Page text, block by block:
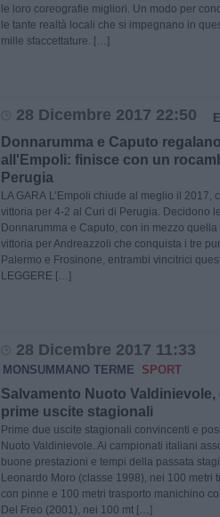
le loro coreografie migliori. Un modo per
le tante realtà locali che si impegnano in
mille sfaccettature. […]
28 Dicembre 2017 22:50
Donnarumma e Caputo
all'Empoli: finisce con un
Perugia
LA GARA L’Empoli chiude al meglio il 2017,
vittoria per 4-2 al Curi di Perugia. Decidono
Donnarumma e Caputo, con in mezzo
vittoria per Andreazzoli che conquista i tre
Palermo e Frosinone, entrambi vincitrici
LEGGERE […]
28 Dicembre 2017 11:33
MONSUMMANO TERME SPORT
Salvamento Nuoto
prime uscite stagionali
Prime due uscite stagionali convincenti e
Nuoto Valdinievole. Ai campionati italiani
buone prestazioni e tempi della passata
Leonardo Moro (classe 1998), nei 100 metri
con pinne e 100 metri trasporto manichino
Del Freo (2001), nei 100 mt […]